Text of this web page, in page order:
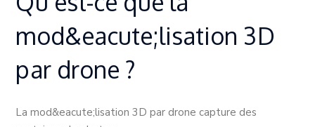
mod&eacute;lisation 3D
par drone ?
La mod&eacute;lisation 3D par drone capture des